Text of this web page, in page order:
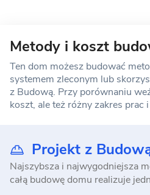
Metody i koszt
Ten dom możesz budować
systemem zleconym lub
z Budową. Przy porównaniu
koszt, ale też różny zakres prac
Projekt z
Najszybsza i najwygodniejsza
całą budowę domu realizuje